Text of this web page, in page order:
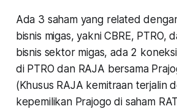
Ada 3 saham yang related
bisnis migas, yakni CBRE, PTRO,
bisnis sektor migas, ada 2
di PTRO dan RAJA bersama
(Khusus RAJA kemitraan terjalin
kepemilikan Prajogo di saham